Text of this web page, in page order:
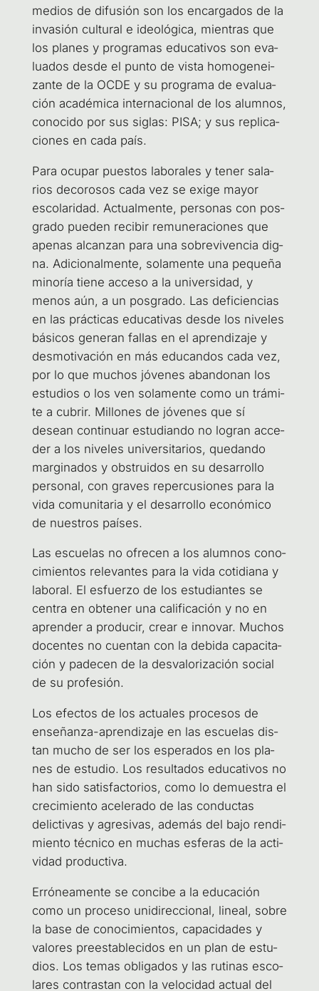
medios de difu­sión son los encar­ga­dos de la
inva­sión cul­tu­ral e ideo­ló­gi­ca, mien­tras que
los pla­nes y pro­gra­mas edu­ca­ti­vos son eva­
lua­dos des­de el pun­to de vis­ta homo­ge­nei­
zan­te de la OCDE y su pro­gra­ma de eva­lua­
ción aca­dé­mi­ca inter­na­cio­nal de los alum­nos,
cono­ci­do por sus siglas: PISA; y sus repli­ca­
cio­nes en cada país.
Para ocu­par pues­tos labo­ra­les y tener sala­
rios deco­ro­sos cada vez se exi­ge mayor
esco­la­ri­dad. Actual­men­te, per­so­nas con pos­
gra­do pue­den reci­bir remu­ne­ra­cio­nes que
ape­nas alcan­zan para una sobre­vi­ven­cia dig­
na. Adi­cio­nal­men­te, sola­men­te una peque­ña
mino­ría tie­ne acce­so a la uni­ver­si­dad, y
menos aún, a un pos­gra­do. Las defi­cien­cias
en las prác­ti­cas edu­ca­ti­vas des­de los nive­les
bási­cos gene­ran fallas en el apren­di­za­je y
des­mo­ti­va­ción en más edu­can­dos cada vez,
por lo que muchos jóve­nes aban­do­nan los
estu­dios o los ven sola­men­te como un trá­mi­
te a cubrir. Millo­nes de jóve­nes que sí
desean con­ti­nuar estu­dian­do no logran acce­
der a los nive­les uni­ver­si­ta­rios, que­dan­do
mar­gi­na­dos y obs­trui­dos en su desa­rro­llo
per­so­nal, con gra­ves reper­cu­sio­nes para la
vida comu­ni­ta­ria y el desa­rro­llo eco­nó­mi­co
de nues­tros países.
Las escue­las no ofre­cen a los alum­nos cono­
ci­mien­tos rele­van­tes para la vida coti­dia­na y
labo­ral. El esfuer­zo de los estu­dian­tes se
cen­tra en obte­ner una cali­fi­ca­ción y no en
apren­der a pro­du­cir, crear e inno­var. Muchos
docen­tes no cuen­tan con la debi­da capa­ci­ta­
ción y pade­cen de la des­va­lo­ri­za­ción social
de su profesión.
Los efec­tos de los actua­les pro­ce­sos de
ense­ñan­za-apren­di­za­je en las escue­las dis­
tan mucho de ser los espe­ra­dos en los pla­
nes de estu­dio. Los resul­ta­dos edu­ca­ti­vos no
han sido satis­fac­to­rios, como lo demues­tra el
cre­ci­mien­to ace­le­ra­do de las con­duc­tas
delic­ti­vas y agre­si­vas, ade­más del bajo ren­di­
mien­to téc­ni­co en muchas esfe­ras de la acti­
vi­dad productiva.
Erró­nea­men­te se con­ci­be a la edu­ca­ción
como un pro­ce­so uni­di­rec­cio­nal, lineal, sobre
la base de cono­ci­mien­tos, capa­ci­da­des y
valo­res pre­es­ta­ble­ci­dos en un plan de estu­
dios. Los temas obli­ga­dos y las ruti­nas esco­
la­res con­tras­tan con la velo­ci­dad actual del